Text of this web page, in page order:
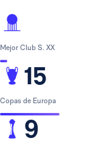
Mejor Club S. XX
15
Copas de Europa
9